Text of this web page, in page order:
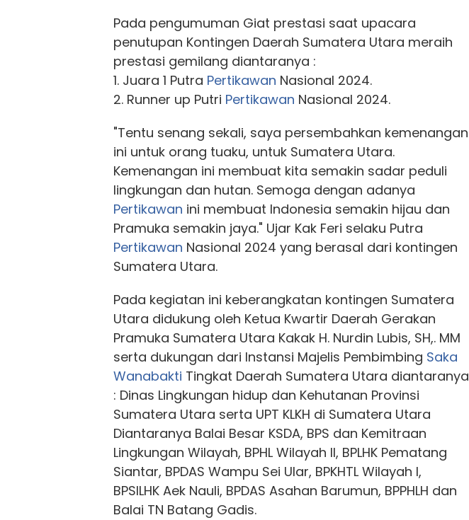
Pada pengumuman Giat prestasi saat upacara
penutupan Kontingen Daerah Sumatera Utara meraih
prestasi gemilang diantaranya :
1. Juara 1 Putra Pertikawan Nasional 2024.
2. Runner up Putri Pertikawan Nasional 2024.
"Tentu senang sekali, saya persembahkan kemenangan
ini untuk orang tuaku, untuk Sumatera Utara.
Kemenangan ini membuat kita semakin sadar peduli
lingkungan dan hutan. Semoga dengan adanya
Pertikawan ini membuat Indonesia semakin hijau dan
Pramuka semakin jaya." Ujar Kak Feri selaku Putra
Pertikawan Nasional 2024 yang berasal dari kontingen
Sumatera Utara.
Pada kegiatan ini keberangkatan kontingen Sumatera
Utara didukung oleh Ketua Kwartir Daerah Gerakan
Pramuka Sumatera Utara Kakak H. Nurdin Lubis, SH,. MM
serta dukungan dari Instansi Majelis Pembimbing Saka
Wanabakti Tingkat Daerah Sumatera Utara diantaranya
: Dinas Lingkungan hidup dan Kehutanan Provinsi
Sumatera Utara serta UPT KLKH di Sumatera Utara
Diantaranya Balai Besar KSDA, BPS dan Kemitraan
Lingkungan Wilayah, BPHL Wilayah II, BPLHK Pematang
Siantar, BPDAS Wampu Sei Ular, BPKHTL Wilayah I,
BPSILHK Aek Nauli, BPDAS Asahan Barumun, BPPHLH dan
Balai TN Batang Gadis.